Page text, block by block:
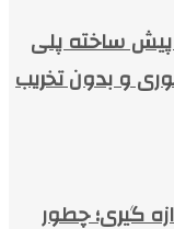
پیش ساخته پلی
و بدون تخریب
گیری؛ چطور